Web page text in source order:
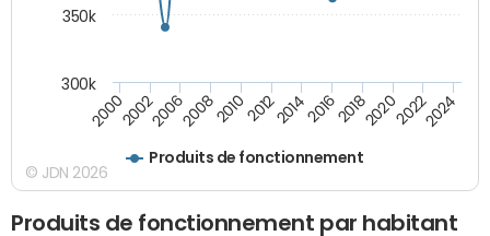
Produits de fonctionnement
200020022006200820102012201420162018202020222024
300k
350k
© JDN 2026
Produits de fonctionnement par habitant